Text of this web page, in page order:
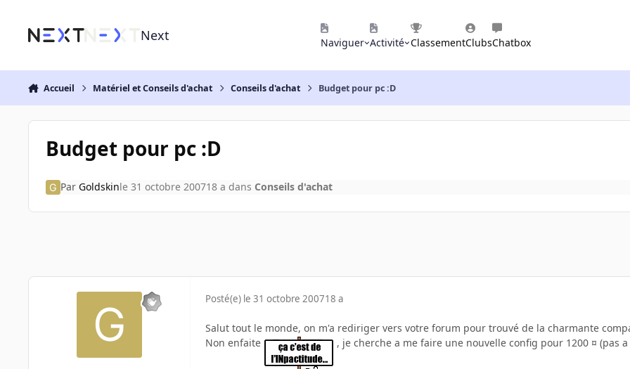
Next Naviguer Activité ClassementClubsChatbox
Accueil Matériel et Conseils d'achat Conseils d'achat Budget pour pc :D
Budget pour pc :D
Par Goldskinle 31 octobre 200718 a dans Conseils d'achat
Posté(e) le 31 octobre 200718 a
Salut tout le monde, on m'a rediriger vers votre forum pour trouvé de la charmante
Non enfaite
, je cherche a me faire une nouvelle config pour 1200 ¤ (pas a